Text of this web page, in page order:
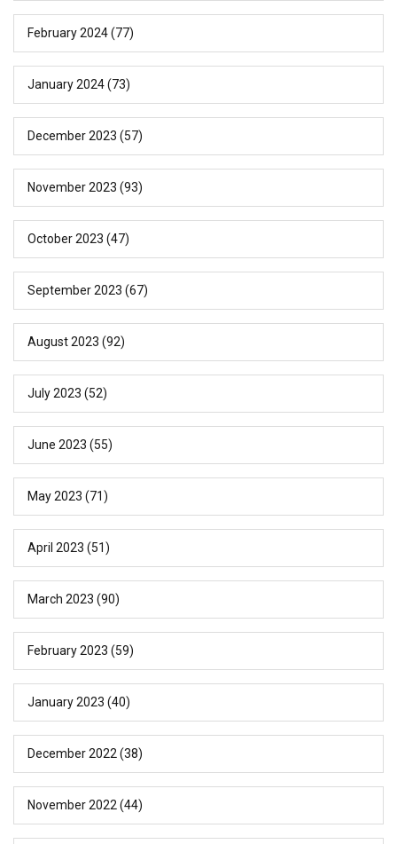
February 2024(77)
January 2024(73)
December 2023 (57)
November 2023 (93)
October 2023 (47)
September 2023 (67)
August 2023 (92)
July 2023 (52)
June 2023 (55)
May 2023 (71)
April 2023 (51)
March 2023 (90)
February 2023 (59)
January 2023 (40)
December 2022 (38)
November 2022 (44)